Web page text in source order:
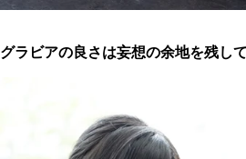
グラビアの良さは妄想の余地を残し